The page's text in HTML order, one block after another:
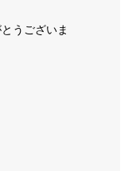
うございま